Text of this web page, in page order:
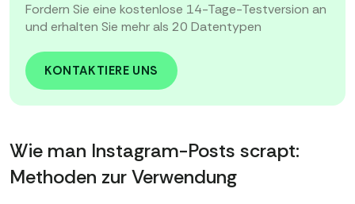
Fordern Sie eine kostenlose 14-Tage-Testversion an
und erhalten Sie mehr als 20 Datentypen
KONTAKTIERE UNS
Wie man Instagram-Posts scrapt:
Methoden zur Verwendung